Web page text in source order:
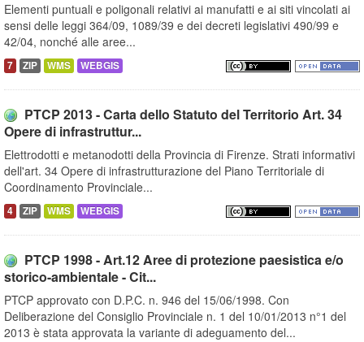
Elementi puntuali e poligonali relativi ai manufatti e ai siti vincolati ai
sensi delle leggi 364/09, 1089/39 e dei decreti legislativi 490/99 e
42/04, nonché alle aree...
7 ZIP WMS WEBGIS
PTCP 2013 - Carta dello Statuto del Territorio Art. 34
Opere di infrastruttur...
Elettrodotti e metanodotti della Provincia di Firenze. Strati informativi
dell'art. 34 Opere di infrastrutturazione del Piano Territoriale di
Coordinamento Provinciale...
4 ZIP WMS WEBGIS
PTCP 1998 - Art.12 Aree di protezione paesistica e/o
storico-ambientale - Cit...
PTCP approvato con D.P.C. n. 946 del 15/06/1998. Con
Deliberazione del Consiglio Provinciale n. 1 del 10/01/2013 n°1 del
2013 è stata approvata la variante di adeguamento del...